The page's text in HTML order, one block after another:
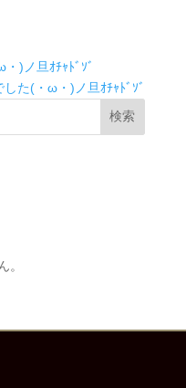
)ノ旦ｵﾁｬﾄﾞｿﾞ
た(・ω・)ノ旦ｵﾁｬﾄﾞｿﾞ
検索
。